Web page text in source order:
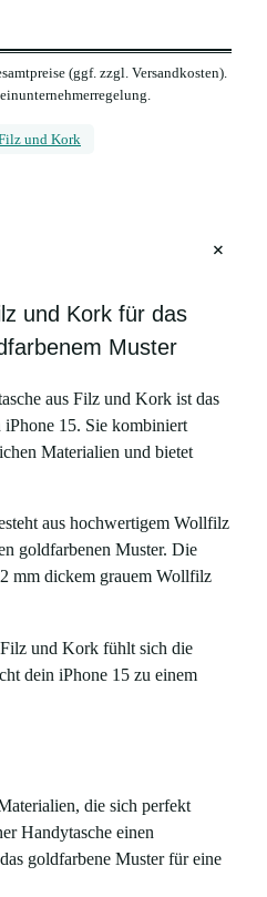
(ggf. zzgl. Versandkosten).
und Kork
+
und Kork für das
Muster
aus Filz und Kork ist das
15. Sie kombiniert
Materialien und bietet
aus hochwertigem Wollfilz
goldfarbenen Muster. Die
mm dickem grauem Wollfilz
und Kork fühlt sich die
dein iPhone 15 zu einem
die sich perfekt
Handytasche einen
goldfarbene Muster für eine